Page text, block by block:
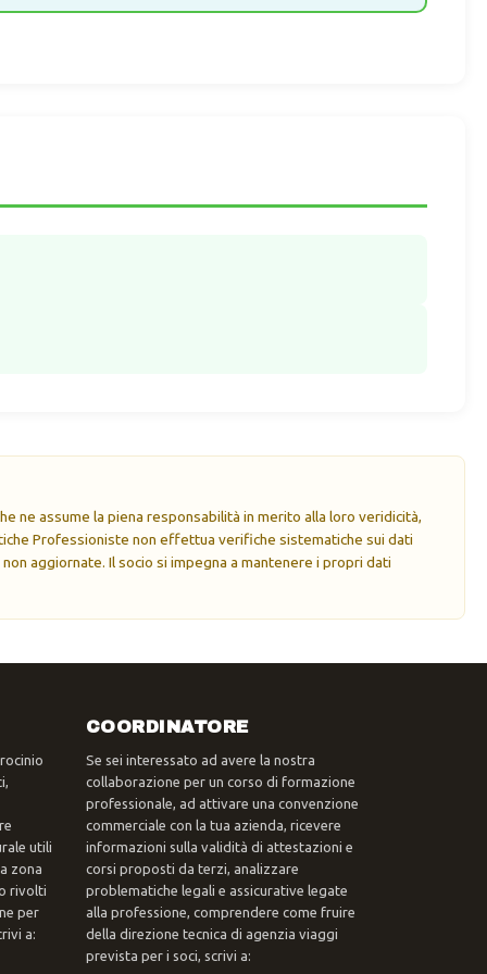
ne assume la piena responsabilità in merito alla loro veridicità,
Professioniste non effettua verifiche sistematiche sui dati
aggiornate. Il socio si impegna a mantenere i propri dati
utili
zona
rivolti
per
a:
COORDINATORE
Se sei interessato ad avere la nostra
collaborazione per un corso di formazione
professionale, ad attivare una convenzione
commerciale con la tua azienda, ricevere
informazioni sulla validità di attestazioni e
corsi proposti da terzi, analizzare
problematiche legali e assicurative legate
alla professione, comprendere come fruire
della direzione tecnica di agenzia viaggi
prevista per i soci, scrivi a: